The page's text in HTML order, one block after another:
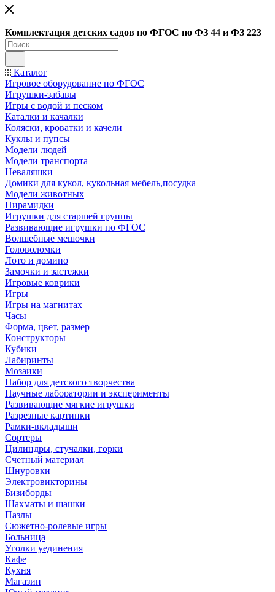
Комплектация детских садов по ФГОC по ФЗ 44 и ФЗ 223
Каталог
Игровое оборудование по ФГОС
Игрушки-забавы
Игры с водой и песком
Каталки и качалки
Коляски, кроватки и качели
Куклы и пупсы
Модели людей
Модели транспорта
Неваляшки
Домики для кукол, кукольная мебель,посудка
Модели животных
Пирамидки
Игрушки для старшей группы
Развивающие игрушки по ФГОС
Волшебные мешочки
Головоломки
Лото и домино
Замочки и застежки
Игровые коврики
Игры
Игры на магнитах
Часы
Форма, цвет, размер
Конструкторы
Кубики
Лабиринты
Мозаики
Набор для детского творчества
Научные лаборатории и эксперименты
Развивающие мягкие игрушки
Разрезные картинки
Рамки-вкладыши
Сортеры
Цилиндры, стучалки, горки
Счетный материал
Шнуровки
Электровикторины
Бизиборды
Шахматы и шашки
Пазлы
Сюжетно-ролевые игры
Больница
Уголки уединения
Кафе
Кухня
Магазин